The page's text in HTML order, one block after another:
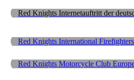
Red Knights Internetauftritt der
Red Knights International
Red Knights Motorcycle Club